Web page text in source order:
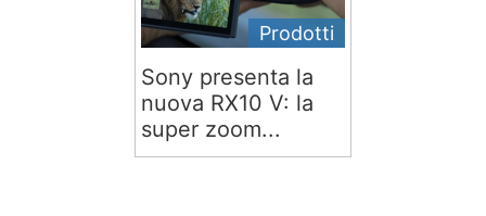
Prodotti
Sony presenta la
nuova RX10 V: la
super zoom...